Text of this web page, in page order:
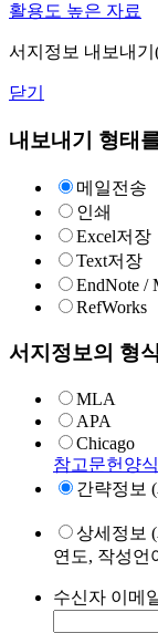
활용도 높은 자료
서지정보 내보내기
닫기
내보내기 형태
메일전송
인쇄
Excel저장
Text저장
EndNote /
RefWorks
서지정보의 형
MLA
APA
Chicago
참고문헌양
간략정보
상세정보
연도, 작성언
수신자 이메